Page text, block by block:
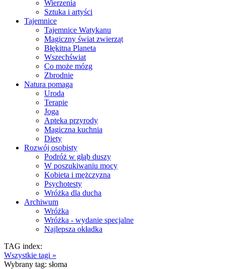
Wierzenia
Sztuka i artyści
Tajemnice
Tajemnice Watykanu
Magiczny świat zwierząt
Błękitna Planeta
Wszechświat
Co może mózg
Zbrodnie
Natura pomaga
Uroda
Terapie
Joga
Apteka przyrody
Magiczna kuchnia
Diety
Rozwój osobisty
Podróż w głąb duszy
W poszukiwaniu mocy
Kobieta i mężczyzna
Psychotesty
Wróżka dla ducha
Archiwum
Wróżka
Wróżka - wydanie specjalne
Najlepsza okładka
TAG index:
Wszystkie tagi »
Wybrany tag: słoma